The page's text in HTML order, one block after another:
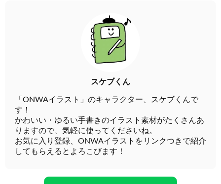
スケブくん
「ONWAイラスト」のキャラクター、スケブくんで
す！
かわいい・ゆるい手書きのイラスト素材がたくさんあ
りますので、気軽に使ってくださいね。
お気に入り登録、ONWAイラストをリンクつきで紹介
してもらえるとよろこびます！